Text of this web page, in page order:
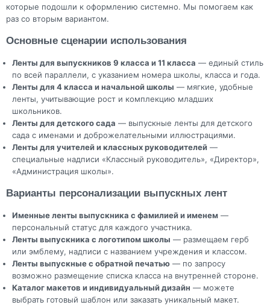
которые подошли к оформлению системно. Мы помогаем как
раз со вторым вариантом.
Основные сценарии использования
Ленты для выпускников 9 класса и 11 класса — единый стиль
по всей параллели, с указанием номера школы, класса и года.
Ленты для 4 класса и начальной школы — мягкие, удобные
ленты, учитывающие рост и комплекцию младших
школьников.
Ленты для детского сада — выпускные ленты для детского
сада с именами и доброжелательными иллюстрациями.
Ленты для учителей и классных руководителей —
специальные надписи «Классный руководитель», «Директор»,
«Администрация школы».
Варианты персонализации выпускных лент
Именные ленты выпускника с фамилией и именем —
персональный статус для каждого участника.
Ленты выпускника с логотипом школы — размещаем герб
или эмблему, надписи с названием учреждения и классом.
Ленты выпускные с обратной печатью — по запросу
возможно размещение списка класса на внутренней стороне.
Каталог макетов и индивидуальный дизайн — можете
выбрать готовый шаблон или заказать уникальный макет.